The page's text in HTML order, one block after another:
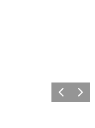
ZurückWeiter